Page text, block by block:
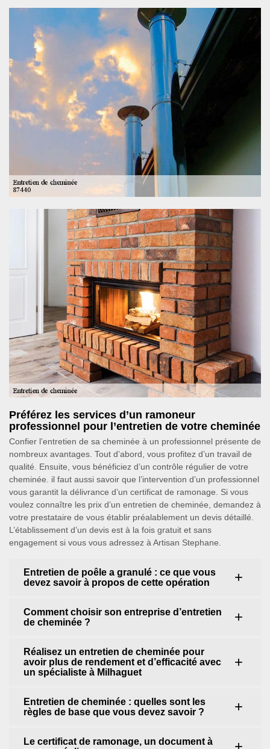
Préférez les services d’un ramoneur
professionnel pour l’entretien de votre cheminée
Confier l’entretien de sa cheminée à un professionnel présente de
nombreux avantages. Tout d’abord, vous profitez d’un travail de
qualité. Ensuite, vous bénéficiez d’un contrôle régulier de votre
cheminée. il faut aussi savoir que l’intervention d’un professionnel
vous garantit la délivrance d’un certificat de ramonage. Si vous
voulez connaître les prix d’un entretien de cheminée, demandez à
votre prestataire de vous établir préalablement un devis détaillé.
L’établissement d’un devis est à la fois gratuit et sans
engagement si vous vous adressez à Artisan Stephane.
Entretien de poêle a granulé : ce que vous
devez savoir à propos de cette opération
Comment choisir son entreprise d’entretien
de cheminée ?
Réalisez un entretien de cheminée pour
avoir plus de rendement et d’efficacité avec
un spécialiste à Milhaguet
Entretien de cheminée : quelles sont les
règles de base que vous devez savoir ?
Le certificat de ramonage, un document à